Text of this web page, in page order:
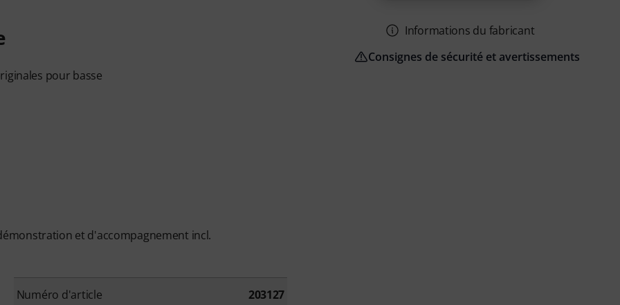
pour basse
et d'accompagnement incl.
Numéro d'article 203127
Informations du fabricant
Consignes de sécurité et avertissements